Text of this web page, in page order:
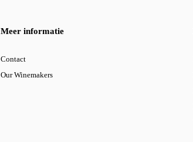
Meer informatie
Contact
Our Winemakers